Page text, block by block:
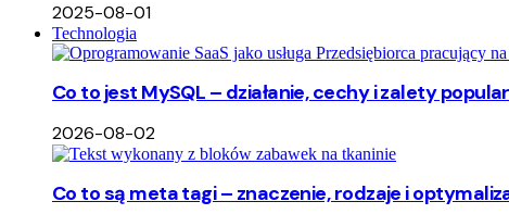
2025-08-01
Technologia
Co to jest MySQL – działanie, cechy i zalety
2026-08-02
Co to są meta tagi – znaczenie, rodzaje i